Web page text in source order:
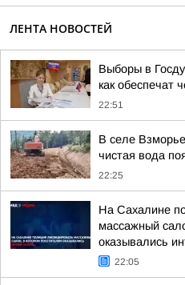
ЛЕНТА НОВОСТЕЙ
Выборы в
как обеспечат
22:51
В селе
чистая вода
22:25
На Сахалине
массажный
оказывались
22:05